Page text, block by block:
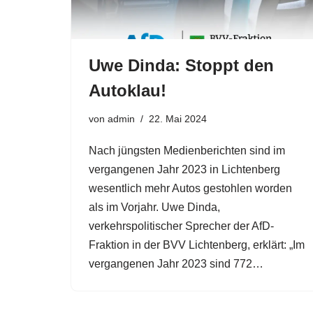
Uwe Dinda: Stoppt den
Autoklau!
von admin 22. Mai 2024
Nach jüngsten Medienberichten sind im
vergangenen Jahr 2023 in Lichtenberg
wesentlich mehr Autos gestohlen worden
als im Vorjahr. Uwe Dinda,
verkehrspolitischer Sprecher der AfD-
Fraktion in der BVV Lichtenberg, erklärt: „Im
vergangenen Jahr 2023 sind 772…